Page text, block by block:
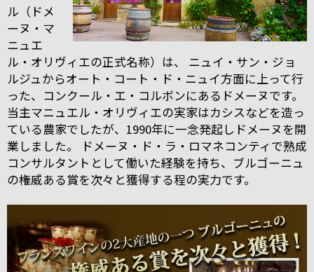
ル（ドメ
ーヌ・マ
ニュエ
ル・オリヴィエの正式名称）は、 ニュイ・サン・ジョ
ルジュからオート・コート・ド・ニュイ方面に上って行
った、コンクール・エ・コルボンにあるドメーヌです。
当主マニュエル・オリヴィエの実家はカシスなどを造っ
ている農家でしたが、1990年に一念発起しドメーヌを開
業しました。 ドメーヌ・ド・ラ・ロマネコンティで熟成
コンサルタントとして働いた経験を持ち、ブルゴーニュ
の権威ある賞を次々と獲得する程の実力です。